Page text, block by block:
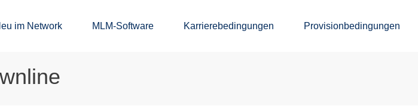
im Network MLM-Software Karrierebedingungen Provisionbedingungen